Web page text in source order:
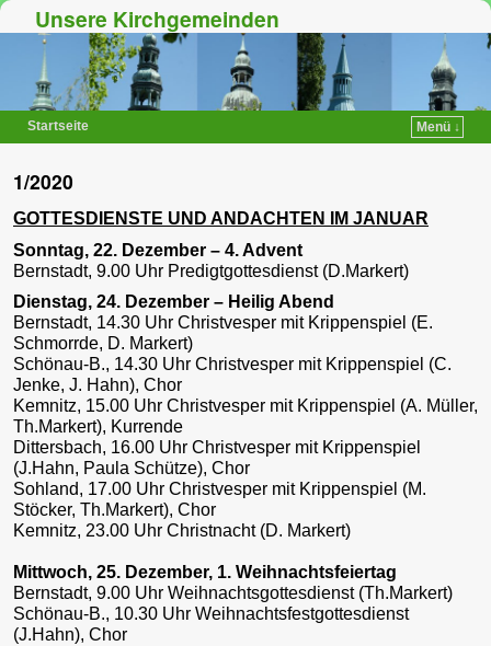
Unsere Kirchgemeinden
Startseite
Menü ↓
1/2020
GOTTESDIENSTE UND ANDACHTEN IM JANUAR
Sonntag, 22. Dezember – 4. Advent
Bernstadt, 9.00 Uhr Predigtgottesdienst (D.Markert)
Dienstag, 24. Dezember – Heilig Abend
Bernstadt, 14.30 Uhr Christvesper mit Krippenspiel (E.
Schmorrde, D. Markert)
Schönau-B., 14.30 Uhr Christvesper mit Krippenspiel (C.
Jenke, J. Hahn), Chor
Kemnitz, 15.00 Uhr Christvesper mit Krippenspiel (A. Müller,
Th.Markert), Kurrende
Dittersbach, 16.00 Uhr Christvesper mit Krippenspiel
(J.Hahn, Paula Schütze), Chor
Sohland, 17.00 Uhr Christvesper mit Krippenspiel (M.
Stöcker, Th.Markert), Chor
Kemnitz, 23.00 Uhr Christnacht (D. Markert)
Mittwoch, 25. Dezember, 1. Weihnachtsfeiertag
Bernstadt, 9.00 Uhr Weihnachtsgottesdienst (Th.Markert)
Schönau-B., 10.30 Uhr Weihnachtsfestgottesdienst
(J.Hahn), Chor